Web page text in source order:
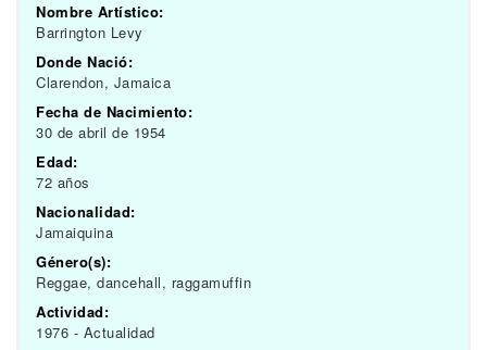
Nombre Artístico:
Barrington Levy
Donde Nació:
Clarendon, Jamaica
Fecha de Nacimiento:
30 de abril de 1954
Edad:
72 años
Nacionalidad:
Jamaiquina
Género(s):
Reggae, dancehall, raggamuffin
Actividad:
1976 - Actualidad